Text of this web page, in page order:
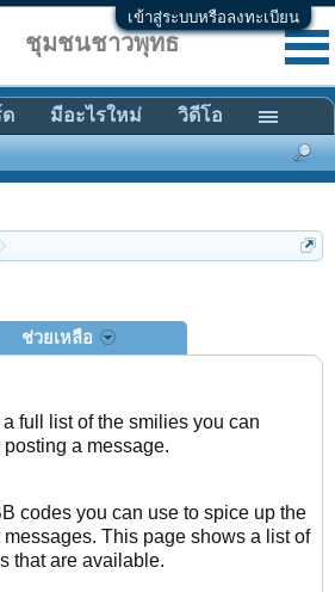
เข้าสู่ระบบหรือลงทะเบียน
ช่วยเหลือ
full list of the smilies you can
a message.
codes you can use to spice up the
messages. This page shows a list of
that are available.
ชุมชนชาวพุทธ
ด มีอะไรใหม่ วิดีโอ